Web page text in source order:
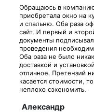
Обращаюсь в
приобретала окно на
и спальню. Оба раза
сайт. И первый и
документы
проведения
Оба раза не было
доставкой и
отличное. Претензий
касается стоимости,
неплохо сэкономить.
Александр